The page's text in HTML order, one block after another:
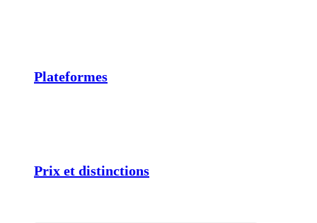
Plateformes
Prix et distinctions